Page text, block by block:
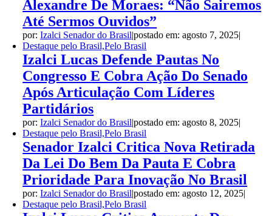
Alexandre De Moraes: “Não Sairemos
Até Sermos Ouvidos”
por:Izalci Senador do Brasil|postado em: agosto 7, 2025|
Destaque pelo Brasil,Pelo Brasil
Izalci Lucas Defende Pautas No
Congresso E Cobra Ação Do Senado
Após Articulação Com Líderes
Partidários
por:Izalci Senador do Brasil|postado em: agosto 8, 2025|
Destaque pelo Brasil,Pelo Brasil
Senador Izalci Critica Nova Retirada
Da Lei Do Bem Da Pauta E Cobra
Prioridade Para Inovação No Brasil
por:Izalci Senador do Brasil|postado em: agosto 12, 2025|
Destaque pelo Brasil,Pelo Brasil